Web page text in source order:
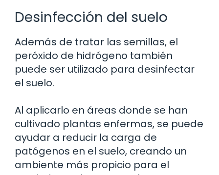
Desinfección del suelo
Además de tratar las semillas, el
peróxido de hidrógeno también
puede ser utilizado para desinfectar
el suelo.
Al aplicarlo en áreas donde se han
cultivado plantas enfermas, se puede
ayudar a reducir la carga de
patógenos en el suelo, creando un
ambiente más propicio para el